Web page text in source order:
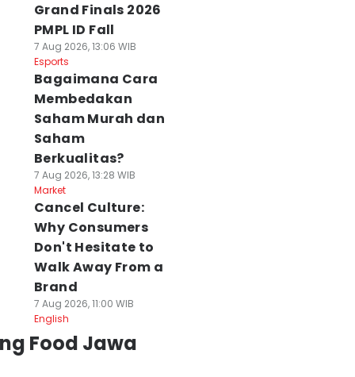
Grand Finals 2026
PMPL ID Fall
7 Aug 2026, 13:06 WIB
Esports
Bagaimana Cara
Membedakan
Saham Murah dan
Saham
Berkualitas?
7 Aug 2026, 13:28 WIB
Market
Cancel Culture:
Why Consumers
Don't Hesitate to
Walk Away From a
Brand
7 Aug 2026, 11:00 WIB
English
Food Jawa